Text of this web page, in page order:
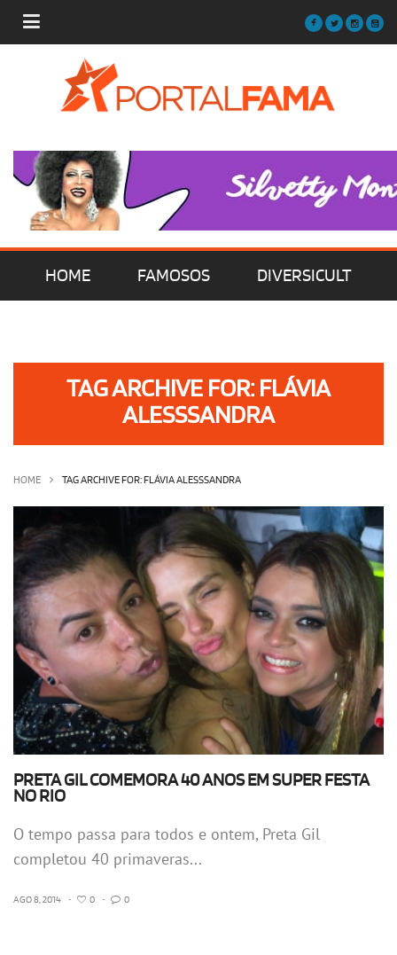
HOME FAMOSOS DIVERSICULT
OLHA ISSO! EU QUERO!
TAG ARCHIVE FOR: FLÁVIA
ALESSSANDRA
HOME TAG ARCHIVE FOR: FLÁVIA ALESSSANDRA
PRETA GIL COMEMORA 40 ANOS EM SUPER FESTA
NO RIO
O tempo passa para todos e ontem, Preta Gil
completou 40 primaveras...
AGO 8, 2014 • 0 • 0